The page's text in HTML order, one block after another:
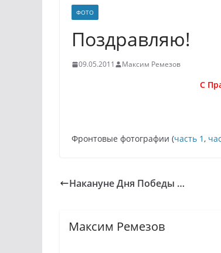
ФОТО
Поздравляю!
09.05.2011 Максим Ремезов
С
Фронтовые фотографии (часть 1,
Накануне Дня Победы …
Максим Ремезов